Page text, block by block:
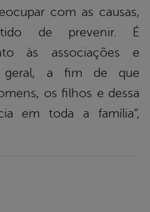
com as causas,
de prevenir. É
às associações e
geral, a fim de que
os filhos e dessa
em toda a família”,